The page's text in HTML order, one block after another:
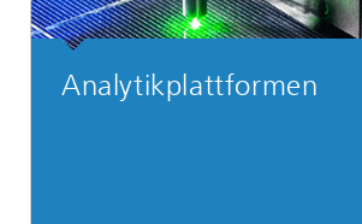
Analytikplattformen